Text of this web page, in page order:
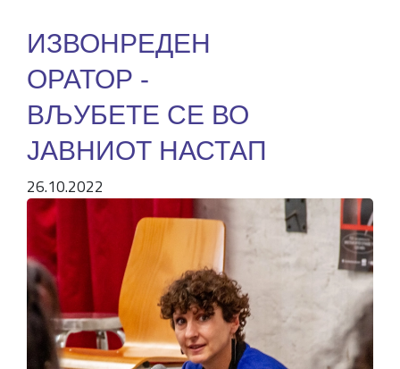
ИЗВОНРЕДЕН
ОРАТОР -
ВЉУБЕТЕ СЕ ВО
ЈАВНИОТ НАСТАП
26.10.2022